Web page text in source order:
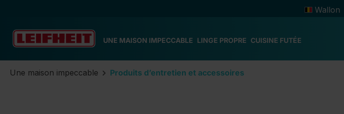
Wallon
UNE MAISON IMPECCABLE LINGE PROPRE CUISINE FUTÉE
Une maison impeccable Produits d’entretien et accessoires